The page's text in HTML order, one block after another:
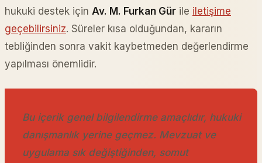
hukuki destek için Av. M. Furkan Gür ile iletişime
geçebilirsiniz. Süreler kısa olduğundan, kararın
tebliğinden sonra vakit kaybetmeden değerlendirme
yapılması önemlidir.
Bu içerik genel bilgilendirme amaçlıdır, hukuki
danışmanlık yerine geçmez. Mevzuat ve
uygulama sık değiştiğinden, somut